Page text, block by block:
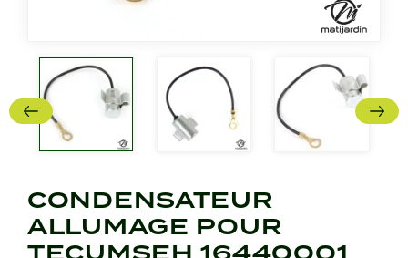
CONDENSATEUR
ALLUMAGE POUR